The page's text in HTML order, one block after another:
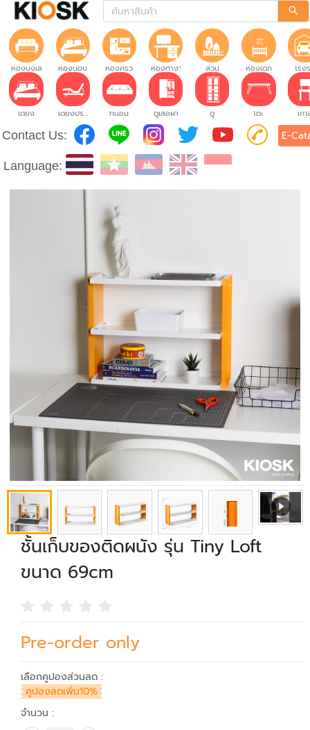
ห้องนั่งเล่น ห้องนอน ห้องครัว ห้องทำงาน สวน ห้องเด็ก โรง
เตียง เตียงปรับระดับ ที่นอน ตู้เสื้อผ้า ตู้ โต๊ะ เก้
Contact Us: E-
Language:
ชั้นเก็บของติดผนัง รุ่น Tiny Loft
ขนาด 69cm
Pre-order only
เลือกคูปองส่วนลด :
คูปองลดเพิ่ม10%
จำนวน :